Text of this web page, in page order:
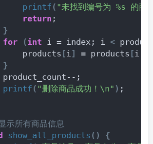
printf ( "未找到编号为 %s 的商
return ;
}
for
(int i = index; i <
products
[i] = products [i +
}
product_count--;
printf ( "删除商品成功！\n" ) ;
所有商品信息
show_all_products ()
{